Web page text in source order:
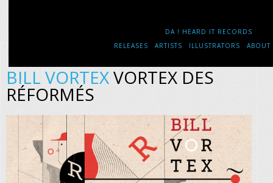
DA ! HEARD IT RECORDS
RELEASES
ARTISTS ILLUSTRATORS ABOUT
BILL VORTEXVORTEX DES
RÉFORMÉS